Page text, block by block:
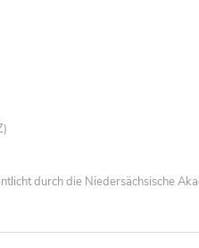
durch die Niedersächsische